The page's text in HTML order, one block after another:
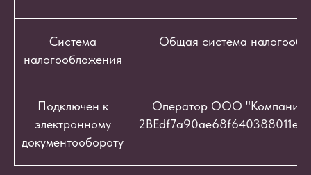
Система
налогообложения
Общая система
Подключен к
электронному
документообороту
Оператор ООО "Компания